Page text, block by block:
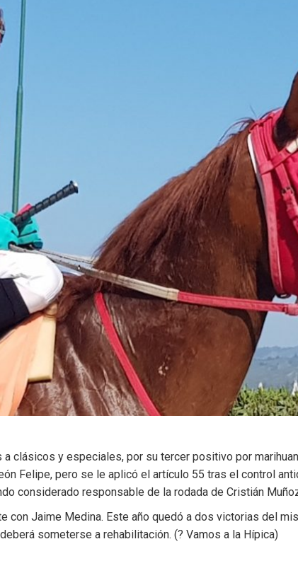
clásicos y especiales, por su tercer positivo por
Felipe, pero se le aplicó el artículo 55 tras el control
considerado responsable de la rodada de Cristián
Jaime Medina. Este año quedó a dos victorias del
someterse a rehabilitación. (? Vamos a la Hípica)